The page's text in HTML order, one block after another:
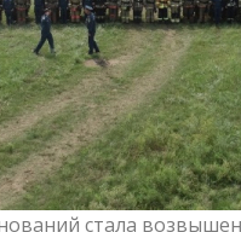
стала